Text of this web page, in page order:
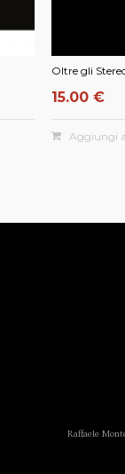
Oltre gli
15.00€
Aggiungi
Raffaele